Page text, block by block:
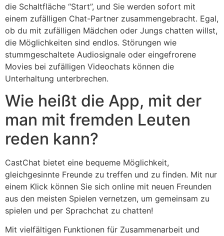
die Schaltfläche “Start”, und Sie werden sofort mit
einem zufälligen Chat-Partner zusammengebracht. Egal,
ob du mit zufälligen Mädchen oder Jungs chatten willst,
die Möglichkeiten sind endlos. Störungen wie
stummgeschaltete Audiosignale oder eingefrorene
Movies bei zufälligen Videochats können die
Unterhaltung unterbrechen.
Wie heißt die App, mit der
man mit fremden Leuten
reden kann?
CastChat bietet eine bequeme Möglichkeit,
gleichgesinnte Freunde zu treffen und zu finden. Mit nur
einem Klick können Sie sich online mit neuen Freunden
aus den meisten Spielen vernetzen, um gemeinsam zu
spielen und per Sprachchat zu chatten!
Mit vielfältigen Funktionen für Zusammenarbeit und